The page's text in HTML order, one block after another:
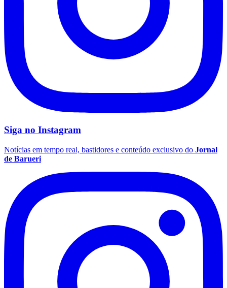
Botafogo
Siga no Instagram
Notícias em tempo real, bastidores e conteúdo exclusivo do Jornal
de Barueri